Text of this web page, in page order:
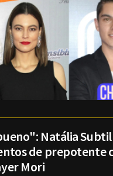
Natália
de prepotente
Mori